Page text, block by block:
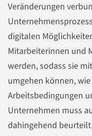
Veränderungen
digitalen
Mitarbeiterinnen und
werden, sodass sie
umgehen können,
Arbeitsbedingungen
Unternehmen muss
dahingehend